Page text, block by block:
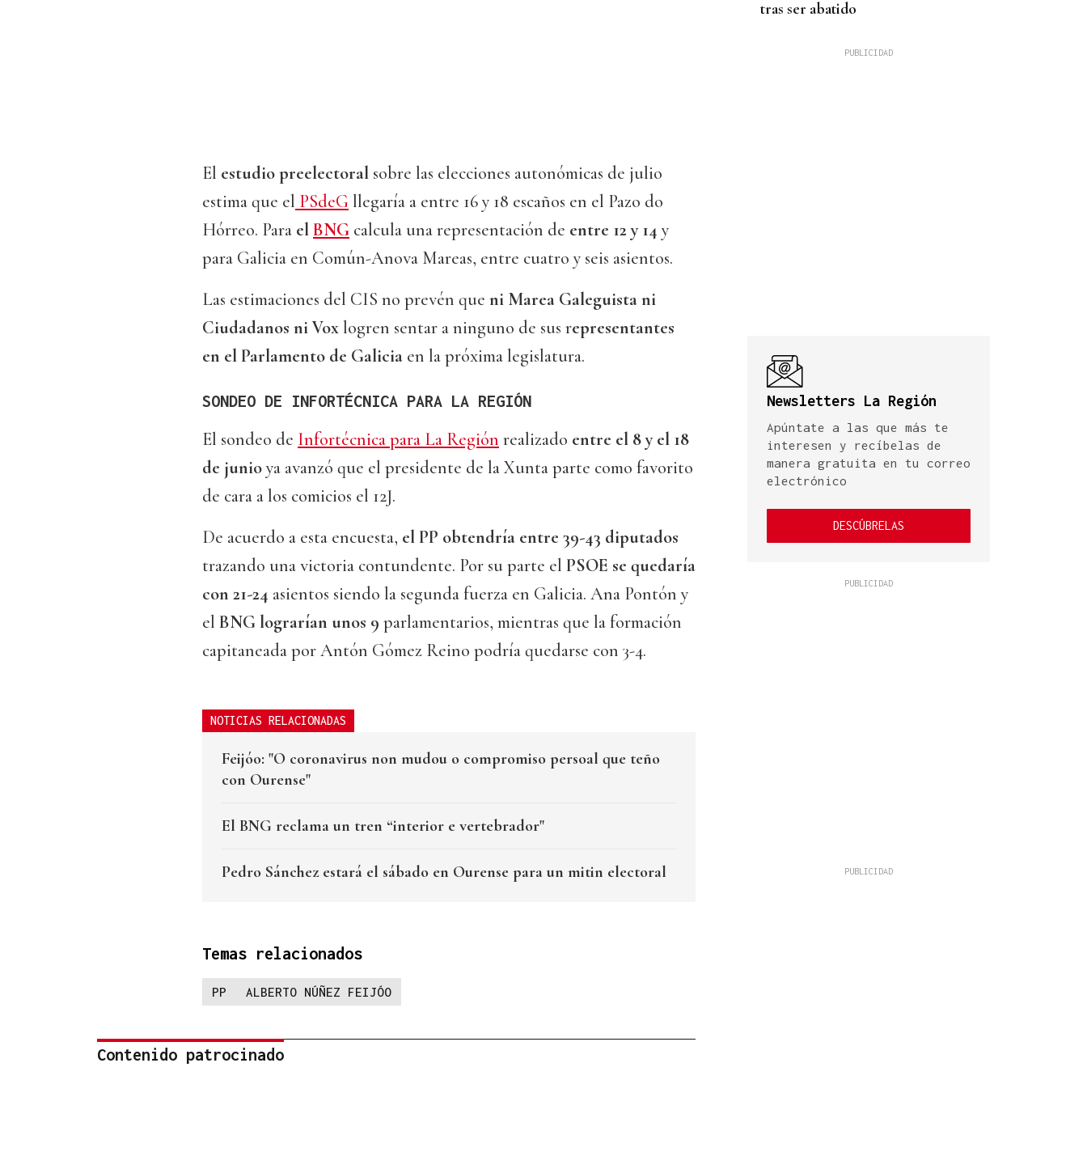
El estudio preelectoral sobre las elecciones autonómicas de julio
estima que el PSdeG llegaría a entre 16 y 18 escaños en el Pazo do
Hórreo. Para elBNG calcula una representación de entre 12 y 14 y
para Galicia en Común-Anova Mareas, entre cuatro y seis asientos.
Las estimaciones del CIS no prevén que ni Marea Galeguista ni
Ciudadanos ni Voxlogren sentar a ninguno de sus representantes
en el Parlamento de Galicia en la próxima legislatura.
SONDEO DE INFORTÉCNICA PARA LA REGIÓN
El sondeo de Infortécnica para La Región realizado entre el 8 y el 18
de junioya avanzó que el presidente de la Xunta parte como favorito
de cara a los comicios el 12J.
De acuerdo a esta encuesta, el PP obtendría entre 39-43 diputados
trazando una victoria contundente. Por su parte el PSOE se quedaría
con 21-24 asientos siendo la segunda fuerza en Galicia. Ana Pontón y
el BNG lograrían unos 9 parlamentarios, mientras que la formación
capitaneada por Antón Gómez Reino podría quedarse con 3-4.
NOTICIAS RELACIONADAS
Feijóo: "O coronavirus non mudou o compromiso persoal que teño
con Ourense"
El BNG reclama un tren “interior e vertebrador"
Pedro Sánchez estará el sábado en Ourense para un mitin electoral
Temas relacionados
PP ALBERTO NÚÑEZ FEIJÓO
Contenido patrocinado
tras ser abatido
Newsletters La Región
Apúntate a las que más te
interesen y recíbelas de
manera gratuita en tu correo
electrónico
DESCÚBRELAS